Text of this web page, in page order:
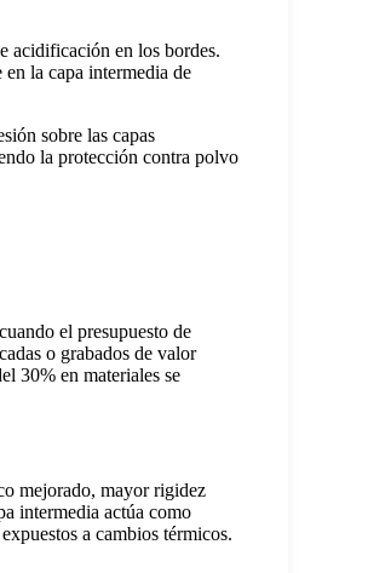
acidificación en los bordes.
la capa intermedia de
sobre las capas
la protección contra polvo
el presupuesto de
o grabados de valor
30% en materiales se
mejorado, mayor rigidez
intermedia actúa como
a cambios térmicos.